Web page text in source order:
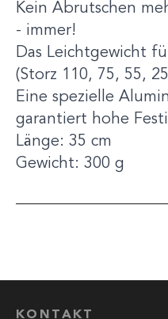
Kein Abrutschen
- immer!
Das Leichtgewicht
(Storz 110, 75, 55,
Eine spezielle
garantiert hohe
Länge: 35 cm
Gewicht: 300 g
KONTAKT